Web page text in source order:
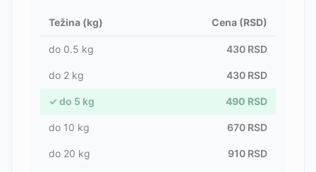
Težina (kg) Cena (RSD)
do 0.5 kg 430 RSD
do 2 kg 430 RSD
✓ do 5 kg 490 RSD
do 10 kg 670 RSD
do 20 kg 910 RSD